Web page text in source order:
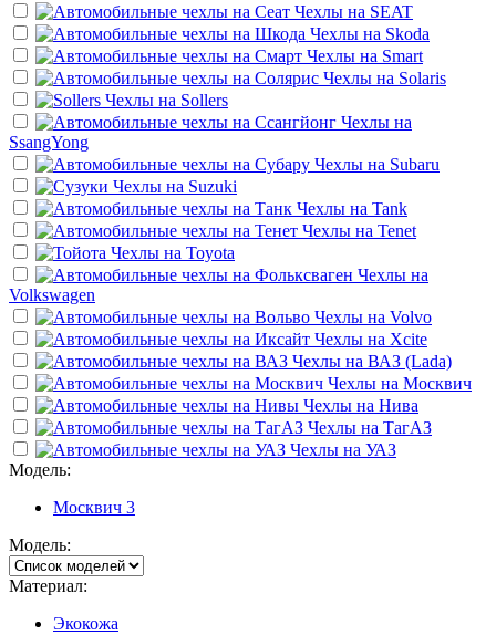
Чехлы на SEAT
Чехлы на Skoda
Чехлы на Smart
Чехлы на Solaris
Чехлы на Sollers
Чехлы на
SsangYong
Чехлы на Subaru
Чехлы на Suzuki
Чехлы на Tank
Чехлы на Tenet
Чехлы на Toyota
Чехлы на
Volkswagen
Чехлы на Volvo
Чехлы на Xcite
Чехлы на ВАЗ (Lada)
Чехлы на Москвич
Чехлы на Нива
Чехлы на ТагАЗ
Чехлы на УАЗ
Модель:
Москвич 3
Модель:
Материал:
Экокожа